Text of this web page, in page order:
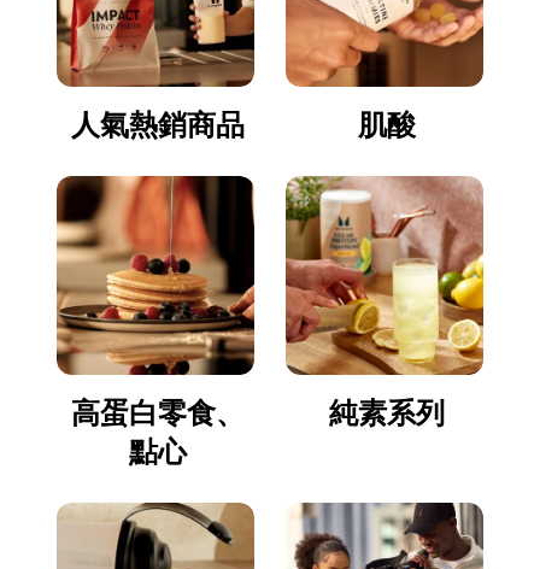
人氣熱銷商品 肌酸
高蛋白零食、
點心
純素系列